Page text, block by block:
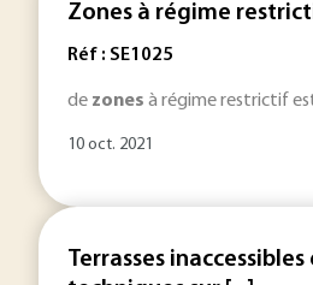
Zones à régime
Réf : SE1025
de zones à régime restrictif
10 oct. 2021
Terrasses